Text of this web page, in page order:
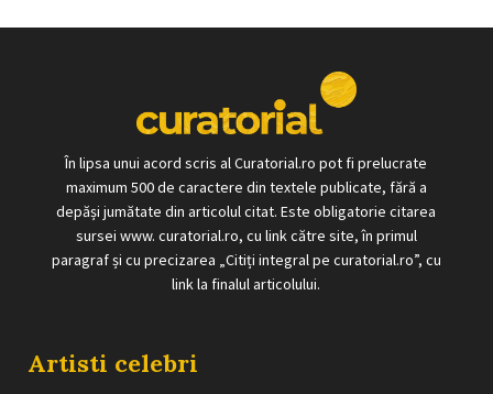
În lipsa unui acord scris al Curatorial.ro pot fi prelucrate
maximum 500 de caractere din textele publicate, fără a
depăși jumătate din articolul citat. Este obligatorie citarea
sursei www. curatorial.ro, cu link către site, în primul
paragraf și cu precizarea „Citiți integral pe curatorial.ro”, cu
link la finalul articolului.
Artisti celebri